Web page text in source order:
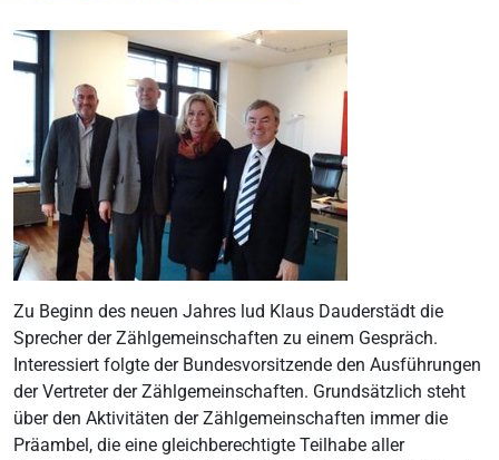
Zu Beginn des neuen Jahres lud Klaus Dauderstädt die
Sprecher der Zählgemeinschaften zu einem Gespräch.
Interessiert folgte der Bundesvorsitzende den Ausführungen
der Vertreter der Zählgemeinschaften. Grundsätzlich steht
über den Aktivitäten der Zählgemeinschaften immer die
Präambel, die eine gleichberechtigte Teilhabe aller